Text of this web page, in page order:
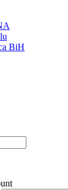
BiH